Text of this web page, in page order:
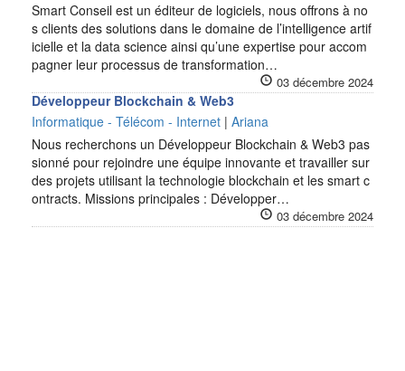
Smart Conseil est un éditeur de logiciels, nous offrons à no
s clients des solutions dans le domaine de l’intelligence artif
icielle et la data science ainsi qu’une expertise pour accom
pagner leur processus de transformation…
03 décembre 2024
Développeur Blockchain & Web3
Informatique - Télécom - Internet | Ariana
Nous recherchons un Développeur Blockchain & Web3 pas
sionné pour rejoindre une équipe innovante et travailler sur
des projets utilisant la technologie blockchain et les smart c
ontracts. Missions principales : Développer…
03 décembre 2024